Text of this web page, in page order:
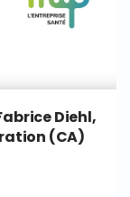
Diehl,
(CA)